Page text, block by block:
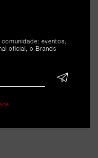
&
eventos,
oficial, o Brands